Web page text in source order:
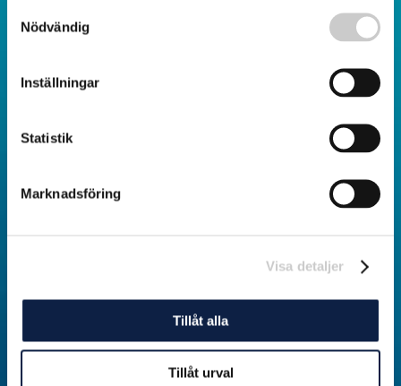
Nödvändig
Inställningar
Statistik
Marknadsföring
Visa detaljer
Tillåt alla
Tillåt urval